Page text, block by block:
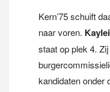
Kern’75 schuift
naar voren.
staat op plek 4.
kandidaten onder